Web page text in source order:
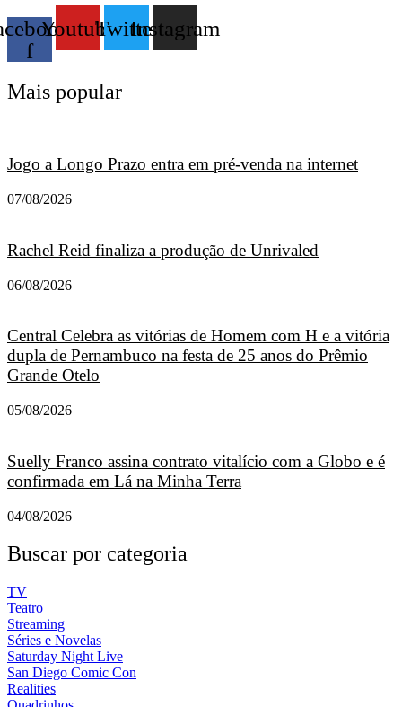
f
YoutubeTwitterInstagram
Mais popular
Jogo a Longo Prazo entra em pré-venda na internet
07/08/2026
Rachel Reid finaliza a produção de Unrivaled
06/08/2026
Central Celebra as vitórias de Homem com H e a vitória
dupla de Pernambuco na festa de 25 anos do Prêmio
Grande Otelo
05/08/2026
Suelly Franco assina contrato vitalício com a Globo e é
confirmada em Lá na Minha Terra
04/08/2026
Buscar por categoria
TV
Teatro
Streaming
Séries e Novelas
Saturday Night Live
San Diego Comic Con
Realities